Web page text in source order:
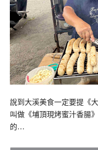
說到大溪美食一定要提《
叫做《埔頂現烤蜜汁香腸
的…